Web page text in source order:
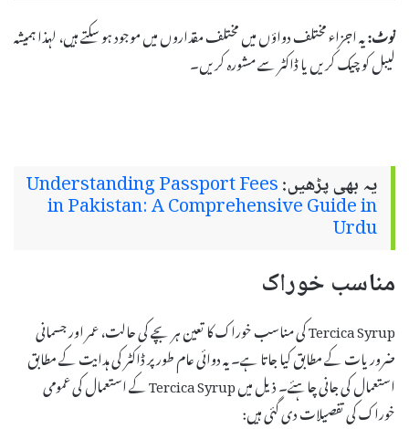
نوٹ:یہ اجزاء مختلف دواؤں میں مختلف مقداروں میں موجود ہو سکتے ہیں، لہذا ہمیشہ
لیبل کو چیک کریں یا ڈاکٹر سے مشورہ کریں۔
یہ بھی پڑھیں:Understanding Passport Fees
in Pakistan: A Comprehensive Guide in
Urdu
مناسب خوراک
Tercica Syrup کی مناسب خوراک کا تعین ہر بچے کی حالت، عمر اور جسمانی
ضروریات کے مطابق کیا جاتا ہے۔ یہ دوائی عام طور پر ڈاکٹر کی ہدایت کے مطابق
استعمال کی جانی چاہئے۔ ذیل میں Tercica Syrup کے استعمال کی عمومی
خوراک کی تفصیلات دی گئی ہیں: